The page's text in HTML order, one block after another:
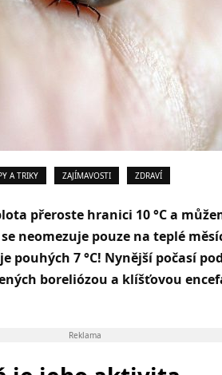
A TRIKY ZAJÍMAVOSTI ZDRAVÍ
přeroste hranici 10 °C a
neomezuje pouze na teplé
pouhých 7 °C! Nynější počasí
boreliózou a klíšťovou
Reklama